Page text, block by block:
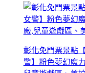
彰化免門票景點
警】粉色夢幻魔